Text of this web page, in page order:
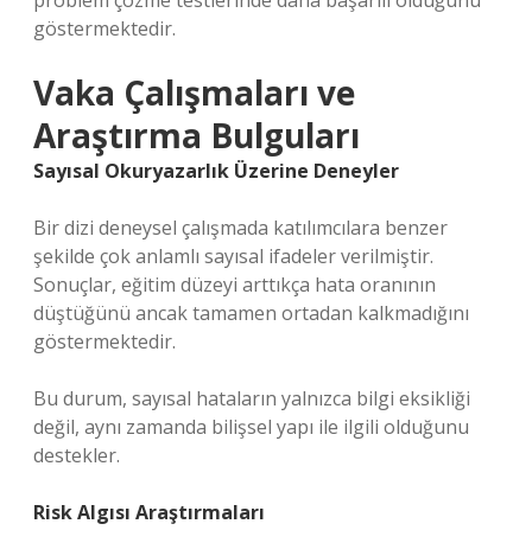
göstermektedir.
Vaka Çalışmaları ve
Araştırma Bulguları
Sayısal Okuryazarlık Üzerine Deneyler
Bir dizi deneysel çalışmada katılımcılara benzer
şekilde çok anlamlı sayısal ifadeler verilmiştir.
Sonuçlar, eğitim düzeyi arttıkça hata oranının
düştüğünü ancak tamamen ortadan kalkmadığını
göstermektedir.
Bu durum, sayısal hataların yalnızca bilgi eksikliği
değil, aynı zamanda bilişsel yapı ile ilgili olduğunu
destekler.
Risk Algısı Araştırmaları